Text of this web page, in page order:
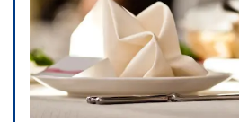
を過ごしていただけます。
また、東京へ来られる方々へも
います。車いすをご利用のお母
に到着されたご家族の2泊3日
のあった目的地を周遊するプ